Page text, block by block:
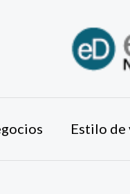
Estilo de